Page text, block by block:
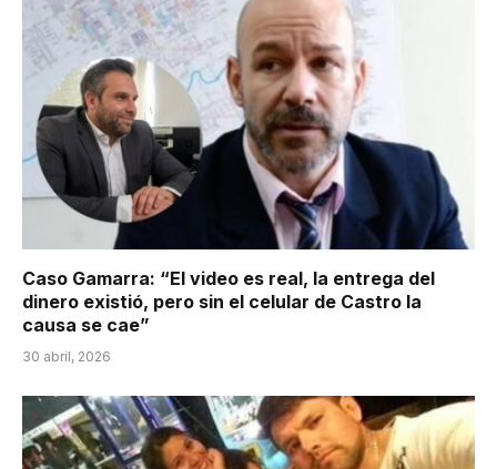
Caso Gamarra: “El video es real, la entrega del
dinero existió, pero sin el celular de Castro la
causa se cae”
30 abril, 2026